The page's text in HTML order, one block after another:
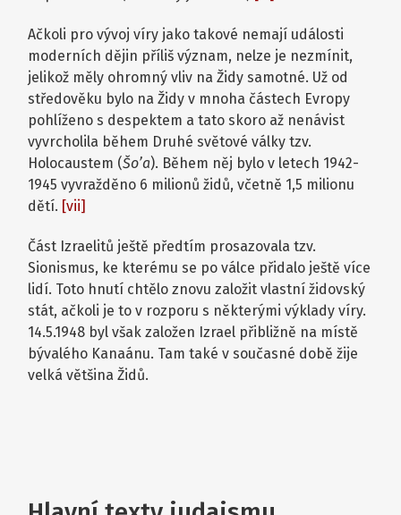
Ačkoli pro vývoj víry jako takové nemají události
moderních dějin příliš význam, nelze je nezmínit,
jelikož měly ohromný vliv na Židy samotné. Už od
středověku bylo na Židy v mnoha částech Evropy
pohlíženo s despektem a tato skoro až nenávist
vyvrcholila během Druhé světové války tzv.
Holocaustem (Šo’a). Během něj bylo v letech 1942-
1945 vyvražděno 6 milionů židů, včetně 1,5 milionu
dětí. [vii]
Část Izraelitů ještě předtím prosazovala tzv.
Sionismus, ke kterému se po válce přidalo ještě více
lidí. Toto hnutí chtělo znovu založit vlastní židovský
stát, ačkoli je to v rozporu s některými výklady víry.
14.5.1948 byl však založen Izrael přibližně na místě
bývalého Kanaánu. Tam také v současné době žije
velká většina Židů.